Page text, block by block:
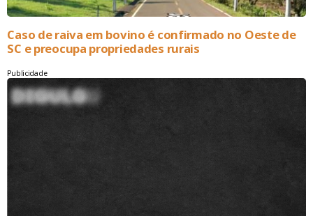
Caso de raiva em bovino é confirmado no Oeste de
SC e preocupa propriedades rurais
Publicidade